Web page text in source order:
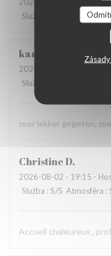
Služba
Atmosféra:
karolien
2026-07-31
Služba
zeer lekker gegeten,
ChristineD
2026-08-02 - 19:15 -
Služba : 5/5 Atmosféra :
Accueil chaleureux ,